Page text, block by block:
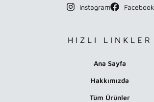
Instagram Facebook
HIZLI LINKLER
Ana Sayfa
Hakkımızda
Tüm Ürünler